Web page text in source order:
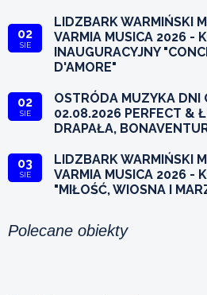
02
SIE
LIDZBARK WARMIŃSKI
VARMIA MUSICA 2026 -
INAUGURACYJNY
D'AMORE"
02
SIE
OSTRÓDA MUZYKA DNI
02.08.2026 PERFECT &
DRAPAŁA,
03
SIE
LIDZBARK WARMIŃSKI
VARMIA MUSICA 2026 -
"MIŁOŚĆ, WIOSNA I
Polecane obiekty